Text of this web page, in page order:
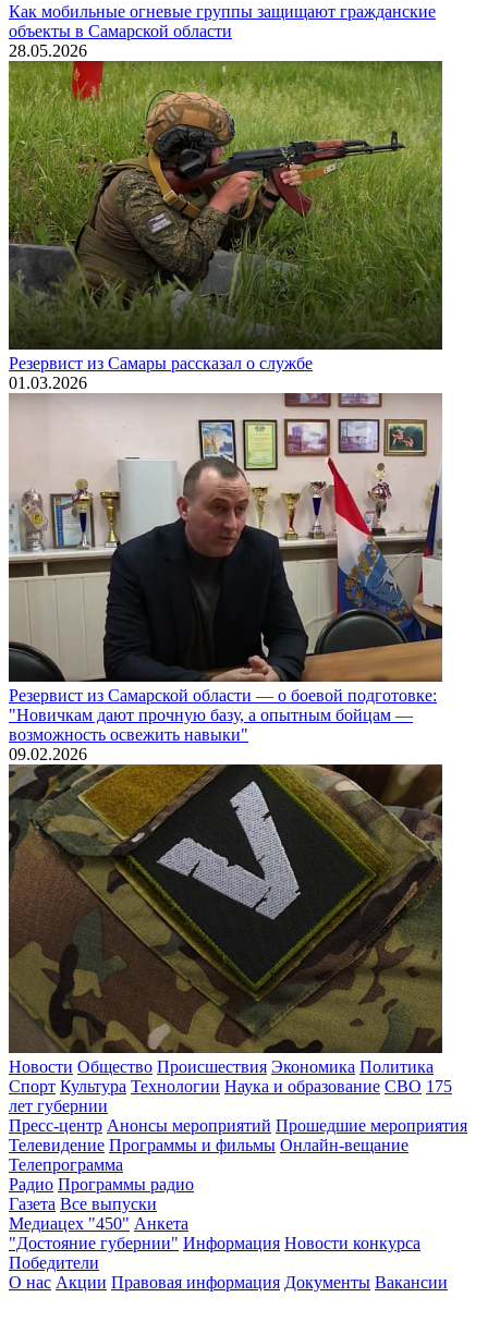
Как мобильные огневые группы защищают гражданские
объекты в Самарской области
28.05.2026
Резервист из Самары рассказал о службе
01.03.2026
Резервист из Самарской области — о боевой подготовке:
"Новичкам дают прочную базу, а опытным бойцам —
возможность освежить навыки"
09.02.2026
Новости Общество Происшествия Экономика Политика
Спорт Культура Технологии Наука и образование СВО 175
лет губернии
Пресс-центр Анонсы мероприятий Прошедшие мероприятия
Телевидение Программы и фильмы Онлайн-вещание
Телепрограмма
Радио Программы радио
Газета Все выпуски
Медиацех "450" Анкета
"Достояние губернии" Информация Новости конкурса
Победители
О нас Акции Правовая информация Документы Вакансии